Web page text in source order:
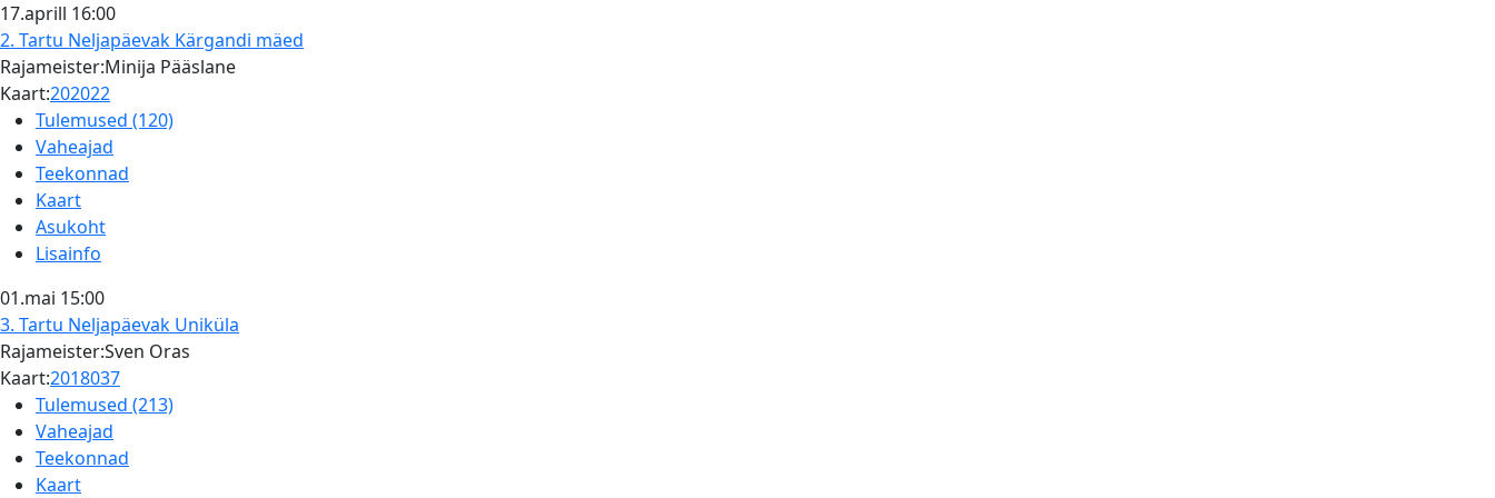
17.aprill 16:00
2. Tartu Neljapäevak Kärgandi mäed
Rajameister:Minija Pääslane
Kaart:202022
Tulemused (120)
Vaheajad
Teekonnad
Kaart
Asukoht
Lisainfo
01.mai 15:00
3. Tartu Neljapäevak Uniküla
Rajameister:Sven Oras
Kaart:2018037
Tulemused (213)
Vaheajad
Teekonnad
Kaart